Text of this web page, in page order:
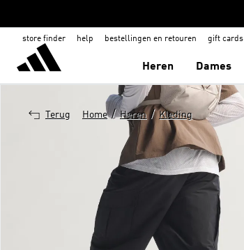
store finder help bestellingen en retouren gift cards
Heren Dames
Terug Home / Heren / Kleding